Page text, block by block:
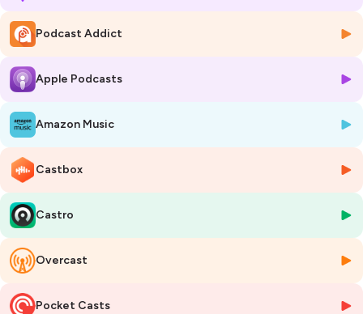
Le prénom. L’accent. Le repas du midi. Jusqu’à ce que l'identité
disparaisse.
Et puis un jour… un élève manque à l’appel. Définitivement.
Cet épisode deDans l’Ombre des Légendes
explore une fiction noire et
dans l’éducation
Un podcast qui mêle true crime, horreur sociale et critique
Comme si Jordan Peele s’emparait d’un fait divers français.
Comme si Stephen King décortiquait les démons républicains.
Comme si Serial s’installait dans une salle des profs.
L’horreur n’est pas un monstre dans le placard.
C’est un formulaire à signer.
Un silence complice.
Un règlement scolaire aux airs d’incantation.
🎧
💬Si cet épisode t’a fait réfléchir sur le racisme, partage-le ou
Podcast Addict
Apple Podcasts
Amazon Music
Castbox
Castro
Overcast
Pocket Casts